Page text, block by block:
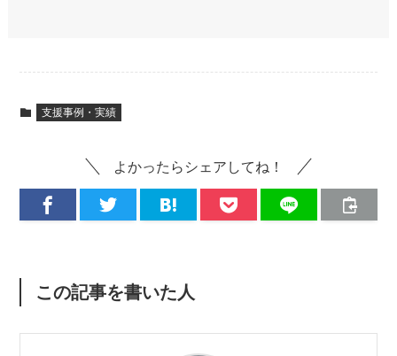
支援事例・実績
よかったらシェアしてね！
この記事を書いた人